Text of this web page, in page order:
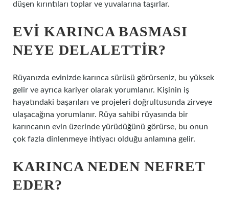
düşen kırıntıları toplar ve yuvalarına taşırlar.
EVI KARINCA BASMASI
NEYE DELALETTIR?
Rüyanızda evinizde karınca sürüsü görürseniz, bu yüksek
gelir ve ayrıca kariyer olarak yorumlanır. Kişinin iş
hayatındaki başarıları ve projeleri doğrultusunda zirveye
ulaşacağına yorumlanır. Rüya sahibi rüyasında bir
karıncanın evin üzerinde yürüdüğünü görürse, bu onun
çok fazla dinlenmeye ihtiyacı olduğu anlamına gelir.
KARINCA NEDEN NEFRET
EDER?